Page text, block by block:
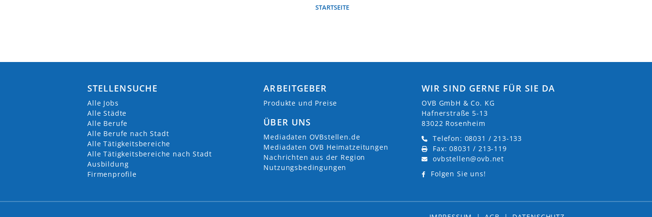
AKTUELLE JOBS (
Ausbildung m/w/d Fachkraft Küche
10.07.2026
Ausbildung m/w/d Anlagenmechaniker/in für Sanitär-, Heizungs- und Klimatechnik
03.08.2026
03.08.2026 Altötting
STARTSEITE
STELLENSUCHE
Alle Jobs
Alle Städte
Alle Berufe
Alle Berufe nach Stadt
Alle Tätigkeitsbereiche
Alle Tätigkeitsbereiche nach Stadt
Ausbildung
Firmenprofile
ARBEITGEBER
Produkte und Preise
ÜBER UNS
Mediadaten OVBstellen.de
Mediadaten OVB Heimatzeitungen
Nachrichten aus der Region
Nutzungsbedingungen
WIR SIND GERNE FÜR SIE DA
OVB GmbH & Co. KG
Hafnerstraße 5-13
83022 Rosenheim
Telefon: 08031 / 213-133
Fax: 08031 / 213-119
ovbstellen@ovb.net
Folgen Sie uns!